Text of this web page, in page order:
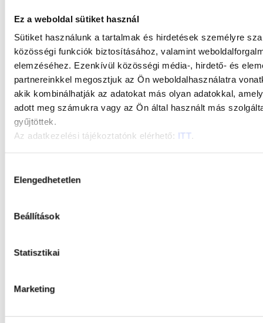
Ez a weboldal sütiket használ
Sütiket használunk a tartalmak és hirdetések személyre
közösségi funkciók biztosításához, valamint
elemzéséhez. Ezenkívül közösségi média-, hirdető- és
partnereinkkel megosztjuk az Ön weboldalhasználatra
akik kombinálhatják az adatokat más olyan adatokkal,
adott meg számukra vagy az Ön által használt más
gyűjtöttek.
Az adatkezelési tájékoztatónk elérhető: ITT.
kiválasztása
Elengedhetetlen
Beállítások
Statisztikai
Marketing
Inkjetové
barvy na bázi
vody
používané v
EPDB
Nyomtatási
Központ
nebezpečné
se ani
plastové
barev
za
méně
energie, čímž
se snižuje i
tepelné
zatížení
životního